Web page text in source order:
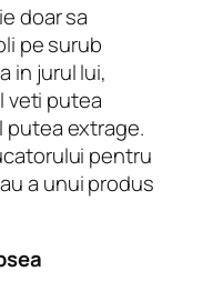
doar sa
pe surub
in jurul lui,
veti putea
putea extrage.
pentru
a unui produs